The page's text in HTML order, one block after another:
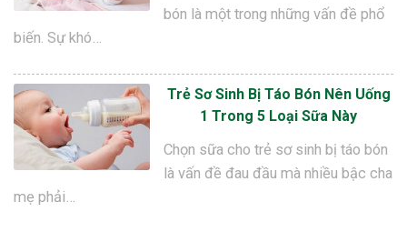
bón là một trong những vấn đề phổ
biến. Sự khó…
Trẻ Sơ Sinh Bị Táo Bón Nên Uống
1 Trong 5 Loại Sữa Này
Chọn sữa cho trẻ sơ sinh bị táo bón
là vấn đề đau đầu mà nhiều bậc cha
mẹ phải…